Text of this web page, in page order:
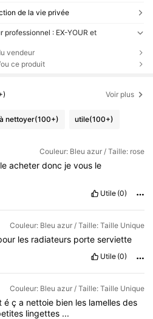
de la vie privée
professionnel : EX-YOUR et
vendeur
ce produit
Voir plus
nettoyer(100+) utile(100+)
Couleur: Bleu azur / Taille: rose
acheter donc je vous le
Utile (0)
Couleur: Bleu azur / Taille: Taille Unique
les radiateurs porte serviette
Utile (0)
Couleur: Bleu azur / Taille: Taille Unique
é ç a nettoie bien les lamelles des
lingettes ...